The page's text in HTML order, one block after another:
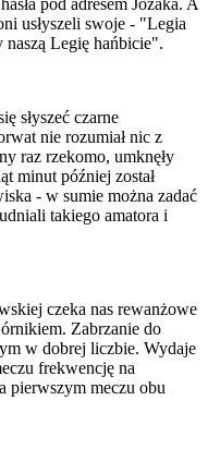
pod adresem Jozaka. A
usłyszeli swoje - "Legia
Legię hańbicie".
słyszeć czarne
nie rozumiał nic z
raz rzekomo, umknęły
minut później został
- w sumie można zadać
takiego amatora i
czeka nas rewanżowe
Zabrzanie do
w dobrej liczbie. Wydaje
frekwencję na
pierwszym meczu obu